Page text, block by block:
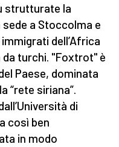
strutturate la
a Stoccolma e
dell’Africa
da turchi. "Foxtrot" è
Paese, dominata
“rete siriana”.
di
così ben
in modo